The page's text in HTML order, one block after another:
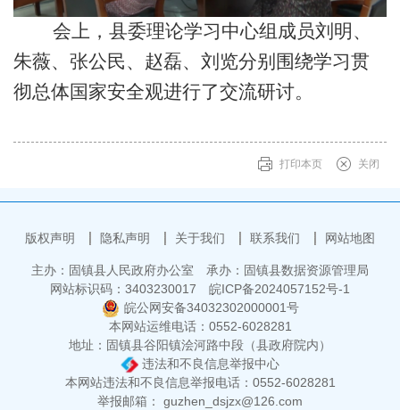
会上，县委理论学习中心组成员刘明、
朱薇、张公民、赵磊、刘览分别围绕学习贯
彻总体国家安全观进行了交流研讨。
打印本页 关闭
版权声明 隐私声明 关于我们 联系我们 网站地图
主办：固镇县人民政府办公室
承办：固镇县数据资源管理局
网站标识码：3403230017
皖ICP备2024057152号-1
皖公网安备34032302000001号
本网站运维电话：0552-6028281
地址：固镇县谷阳镇浍河路中段（县政府院内）
违法和不良信息举报中心
本网站违法和不良信息举报电话：0552-6028281
举报邮箱： guzhen_dsjzx@126.com